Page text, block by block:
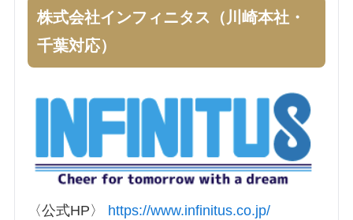
株式会社インフィニタス（川崎本社・
千葉対応）
〈公式HP〉 https://www.infinitus.co.jp/